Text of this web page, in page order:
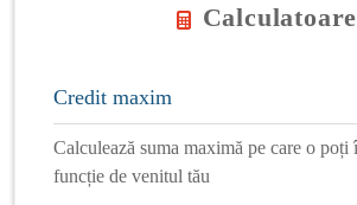
Calculatoare
Credit maxim
Calculează suma maximă pe care o poți
funcție de venitul tău